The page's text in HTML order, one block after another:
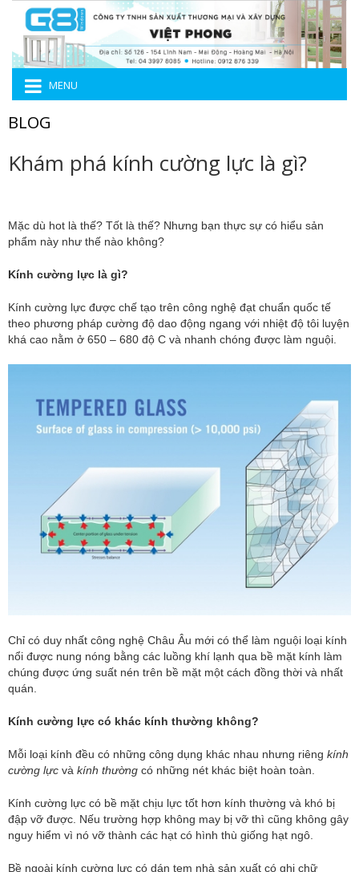
MENU
BLOG
Khám phá kính cường lực là gì?
Mặc dù hot là thế? Tốt là thế? Nhưng bạn thực sự có hiểu sản
phẩm này như thế nào không?
Kính cường lực là gì?
Kính cường lực được chế tạo trên công nghệ đạt chuẩn quốc tế
theo phương pháp cường độ dao động ngang với nhiệt độ tôi luyện
khá cao nằm ở 650 – 680 độ C và nhanh chóng được làm nguội.
Chỉ có duy nhất công nghệ Châu Âu mới có thể làm nguội loại kính
nổi được nung nóng bằng các luồng khí lạnh qua bề mặt kính làm
chúng được ứng suất nén trên bề mặt một cách đồng thời và nhất
quán.
Kính cường lực có khác kính thường không?
Mỗi loại kính đều có những công dụng khác nhau nhưng riêng kính
cường lực và kính thường có những nét khác biệt hoàn toàn.
Kính cường lực có bề mặt chịu lực tốt hơn kính thường và khó bị
đập vỡ được. Nếu trường hợp không may bị vỡ thì cũng không gây
nguy hiểm vì nó vỡ thành các hạt có hình thù giống hạt ngô.
Bề ngoài kính cường lực có dán tem nhà sản xuất có ghi chữ